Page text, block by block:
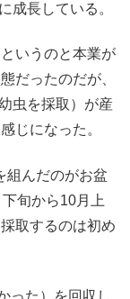
成長している。
いうのと本業が
だったのだが、
虫を採取）が産
じになった。
組んだのがお盆
旬から10月上
取するのは初め